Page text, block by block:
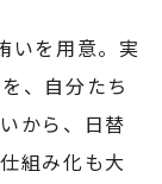
いを用意。実
、自分たち
から、日替
組み化も大